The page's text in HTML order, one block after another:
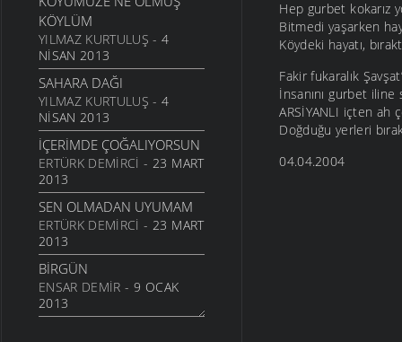
GELIN CANLAR
3 TEMMUZ 2011
ARTVINIM II
29 HAZIRAN 2011
İNANMIŞTIN
26 HAZIRAN 2011
MANILER
10 HAZIRAN 2011
SÜRDÜM ATIMI
3 HAZIRAN 2011
ARKADAŞ
1 HAZIRAN 2011
ŞIIRIM
31 MAYIS 2011
KÖYLÜM
YILMAZ KURTULUŞ - 4
NISAN 2013
SAHARA DAĞI
YILMAZ KURTULUŞ - 4
NISAN 2013
İÇERIMDE ÇOĞALIYORSUN
ERTÜRK DEMIRCI - 23 MART
2013
SEN OLMADAN UYUMAM
ERTÜRK DEMIRCI - 23 MART
2013
BIRGÜN
ENSAR DEMIR - 9 OCAK
2013
Hep gurbet kokarız
Bitmedi yaşarken
Köydeki hayatı,
Fakir fukaralık
İnsanını gurbet iline
ARSİYANLI içten ah
Doğduğu yerleri
04.04.2004